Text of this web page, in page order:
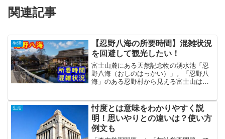
関連記事
生活
【忍野八海の所要時間】混雑状況
を回避して観光したい！
富士山麓にある天然記念物の湧水池「忍
野八海（おしのはっかい）」。「忍野八
海」のある忍野村から見える富士山は古
呼ばれパワースポットとして国内外から
人気の観光地となっていま...
生活
忖度とは意味をわかりやすく説
明！思いやりとの違いは？使い方
例文も